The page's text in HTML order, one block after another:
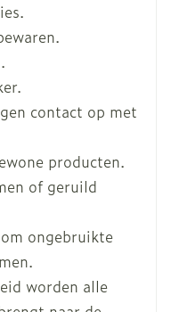
(15°C -
contact op met
producten.
of geruild
ongebruikte
worden alle